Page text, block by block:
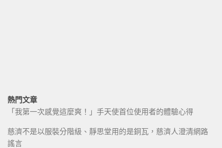
熱門文章
「我第一次感覺這麼爽！」手天使首位使用者的體驗心得
慈濟不是以服裝分階級、靜思堂用的是銅瓦，慈濟人澄清網路
謠言